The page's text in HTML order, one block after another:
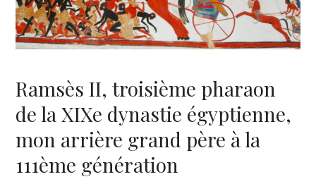
Ramsès II, troisième pharaon
de la XIXe dynastie égyptienne,
mon arrière grand père à la
111ème génération